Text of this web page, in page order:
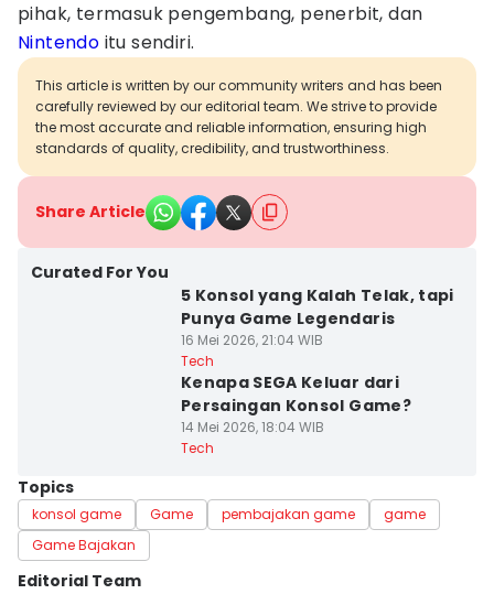
pihak, termasuk pengembang, penerbit, dan
Nintendo itu sendiri.
This article is written by our community writers and has been
carefully reviewed by our editorial team. We strive to provide
the most accurate and reliable information, ensuring high
standards of quality, credibility, and trustworthiness.
Share Article
Curated For You
5 Konsol yang Kalah Telak, tapi
Punya Game Legendaris
16 Mei 2026, 21:04 WIB
Tech
Kenapa SEGA Keluar dari
Persaingan Konsol Game?
14 Mei 2026, 18:04 WIB
Tech
Topics
konsol game Game pembajakan game
game
Game Bajakan
Editorial Team